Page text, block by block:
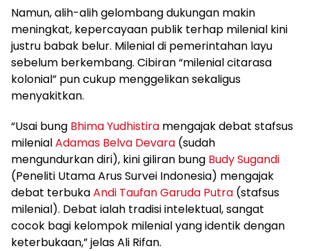
Namun, alih-alih gelombang dukungan makin
meningkat, kepercayaan publik terhap milenial kini
justru babak belur. Milenial di pemerintahan layu
sebelum berkembang. Cibiran “milenial citarasa
kolonial” pun cukup menggelikan sekaligus
menyakitkan.
“Usai bung Bhima Yudhistira mengajak debat stafsus
milenialAdamas Belva Devara (sudah
mengundurkan diri), kini giliran bung Budy Sugandi
(Peneliti Utama Arus Survei Indonesia) mengajak
debat terbukaAndi Taufan Garuda Putra (stafsus
milenial). Debat ialah tradisi intelektual, sangat
cocok bagi kelompok milenial yang identik dengan
keterbukaan,” jelas Ali Rifan.